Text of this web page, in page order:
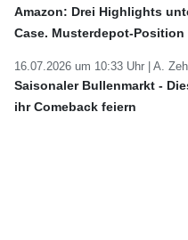
Amazon: Drei Highlights
Case. Musterdepot-Position
16.07.2026 um 10:33 Uhr | A.
Saisonaler Bullenmarkt -
ihr Comeback feiern